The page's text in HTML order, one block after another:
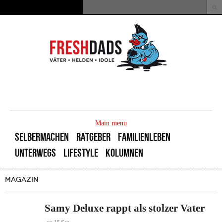
Suchformular
Main menu
SELBERMACHEN RATGEBER
FAMILIENLEBEN
UNTERWEGS
LIFESTYLE KOLUMNEN
MAGAZIN
Samy Deluxe rappt als stolzer Vater